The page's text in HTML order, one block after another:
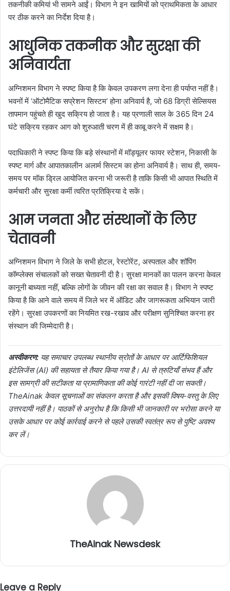
तकनीकी कमियां भी सामने आईं। विभाग ने इन खामियों को प्राथमिकता के आधार
पर ठीक करने का निर्देश दिया है।
आधुनिक तकनीक और सुरक्षा की
अनिवार्यता
अग्निशमन विभाग ने स्पष्ट किया है कि केवल उपकरण लगा देना ही पर्याप्त नहीं है।
भवनों में ‘ऑटोमैटिक सप्रेशन सिस्टम’ होना अनिवार्य है, जो 68 डिग्री सेल्सियस
तापमान पहुंचते ही खुद सक्रिय हो जाता है। यह प्रणाली साल के 365 दिन 24
घंटे सक्रिय रहकर आग को शुरुआती चरण में ही काबू करने में सक्षम है।
पदाधिकारी ने स्पष्ट किया कि बड़े संस्थानों में मॉड्यूलर फायर स्टेशन, निकासी के
स्पष्ट मार्ग और आपातकालीन अलार्म सिस्टम का होना अनिवार्य है। साथ ही, समय-
समय पर मॉक ड्रिल आयोजित करना भी जरूरी है ताकि किसी भी आपात स्थिति में
कर्मचारी और सुरक्षा कर्मी त्वरित प्रतिक्रिया दे सकें।
आम जनता और संस्थानों के लिए
चेतावनी
अग्निशमन विभाग ने जिले के सभी होटल, रेस्टोरेंट, अस्पताल और शॉपिंग
कॉम्प्लेक्स संचालकों को सख्त चेतावनी दी है। सुरक्षा मानकों का पालन करना केवल
कानूनी बाध्यता नहीं, बल्कि लोगों के जीवन की रक्षा का सवाल है। विभाग ने स्पष्ट
किया है कि आने वाले समय में जिले भर में ऑडिट और जागरूकता अभियान जारी
रहेंगे। सुरक्षा उपकरणों का नियमित रख-रखाव और परीक्षण सुनिश्चित करना हर
संस्थान की जिम्मेदारी है।
अस्वीकरण: यह समाचार उपलब्ध स्थानीय स्रोतों के आधार पर आर्टिफिशियल
इंटेलिजेंस (AI) की सहायता से तैयार किया गया है। AI से त्रुटियाँ संभव हैं और
इस सामग्री की सटीकता या प्रामाणिकता की कोई गारंटी नहीं दी जा सकती।
TheAinak केवल सूचनाओं का संकलन करता है और इसकी विषय-वस्तु के लिए
उत्तरदायी नहीं है। पाठकों से अनुरोध है कि किसी भी जानकारी पर भरोसा करने या
उसके आधार पर कोई कार्रवाई करने से पहले उसकी स्वतंत्र रूप से पुष्टि अवश्य
कर लें।
TheAinak Newsdesk
Leave a Reply